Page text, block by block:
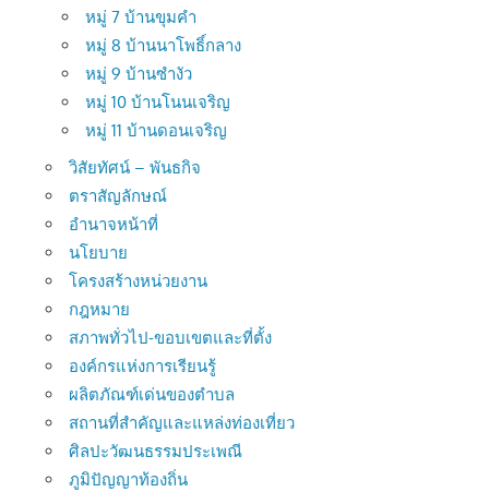
หมู่ 7 บ้านขุมคำ
หมู่ 8 บ้านนาโพธิ์กลาง
หมู่ 9 บ้านซำงัว
หมู่ 10 บ้านโนนเจริญ
หมู่ 11 บ้านดอนเจริญ
วิสัยทัศน์ – พันธกิจ
ตราสัญลักษณ์
อำนาจหน้าที่
นโยบาย
โครงสร้างหน่วยงาน
กฎหมาย
สภาพทั่วไป-ขอบเขตและที่ตั้ง
องค์กรแห่งการเรียนรู้
ผลิตภัณฑ์เด่นของตำบล
สถานที่สำคัญและแหล่งท่องเที่ยว
ศิลปะวัฒนธรรมประเพณี
ภูมิปัญญาท้องถิ่น